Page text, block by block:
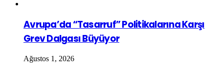
Avrupa’da “Tasarruf” Politikalarına Karşı
Grev Dalgası Büyüyor
Ağustos 1, 2026